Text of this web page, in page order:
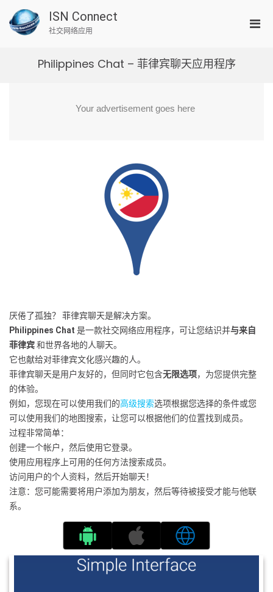
content
ISN Connect
社交网络应用
Philippines Chat – 菲律宾聊天应用程序
厌倦了孤独？ 菲律宾聊天是解决方案。
Philippines Chat 是一款社交网络应用程序，可让您结识并与来自
菲律宾和世界各地的人聊天。
它也献给对菲律宾文化感兴趣的人。
菲律宾聊天是用户友好的，但同时它包含无限选项，为您提供完整
的体验。
例如，您现在可以使用我们的高级搜索选项根据您选择的条件或您
可以使用我们的地图搜索，让您可以根据他们的位置找到成员。
过程非常简单：
创建一个帐户，然后使用它登录。
使用应用程序上可用的任何方法搜索成员。
访问用户的个人资料，然后开始聊天！
注意：您可能需要将用户添加为朋友，然后等待被接受才能与他联
系。